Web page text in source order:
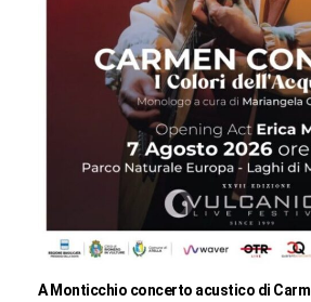
A Monticchio concerto acustico di